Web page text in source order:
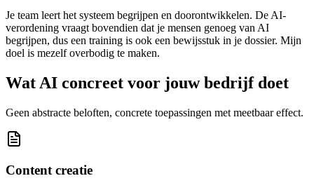
Je team leert het systeem begrijpen en doorontwikkelen. De AI-
verordening vraagt bovendien dat je mensen genoeg van AI
begrijpen, dus een training is ook een bewijsstuk in je dossier. Mijn
doel is mezelf overbodig te maken.
Wat AI concreet voor jouw bedrijf doet
Geen abstracte beloften, concrete toepassingen met meetbaar effect.
Content creatie